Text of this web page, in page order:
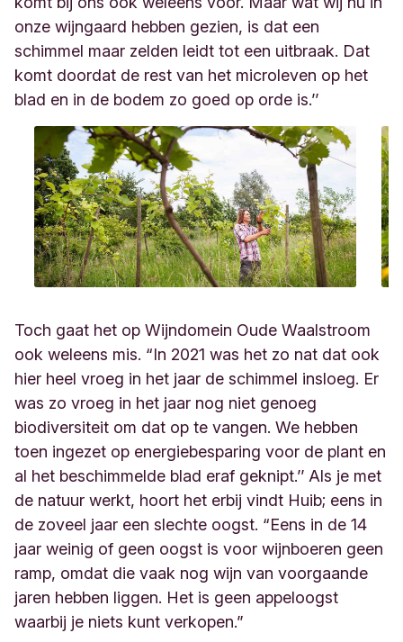
onze wijngaard hebben gezien, is dat een
schimmel maar zelden leidt tot een uitbraak. Dat
komt doordat de rest van het microleven op het
blad en in de bodem zo goed op orde is.’’
Toch gaat het op Wijndomein Oude Waalstroom
ook weleens mis. “In 2021 was het zo nat dat ook
hier heel vroeg in het jaar de schimmel insloeg. Er
was zo vroeg in het jaar nog niet genoeg
biodiversiteit om dat op te vangen. We hebben
toen ingezet op energiebesparing voor de plant en
al het beschimmelde blad eraf geknipt.’’ Als je met
de natuur werkt, hoort het erbij vindt Huib; eens in
de zoveel jaar een slechte oogst. “Eens in de 14
jaar weinig of geen oogst is voor wijnboeren geen
ramp, omdat die vaak nog wijn van voorgaande
jaren hebben liggen. Het is geen appeloogst
waarbij je niets kunt verkopen.”